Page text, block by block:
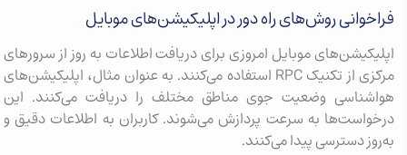
فراخوانی روش‌های راه دور در اپلیکیشن‌های موبایل
اپلیکیشن‌های موبایل امروزی برای دریافت اطلاعات به روز از سرورهای
مرکزی از تکنیک RPC استفاده می‌کنند. به عنوان مثال، اپلیکیشن‌های
هواشناسی وضعیت جوی مناطق مختلف را دریافت می‌کنند. این
درخواست‌ها به سرعت پردازش می‌شوند. کاربران به اطلاعات دقیق و
به‌روز دسترسی پیدا می‌کنند.